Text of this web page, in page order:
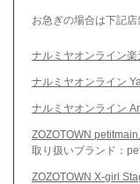
お急ぎの場合は下記店
ナルミヤオンライン楽
ナルミヤオンライン
ナルミヤオンライン
ZOZOTOWN
取り扱いブランド：
ZOZOTOWN X-girl